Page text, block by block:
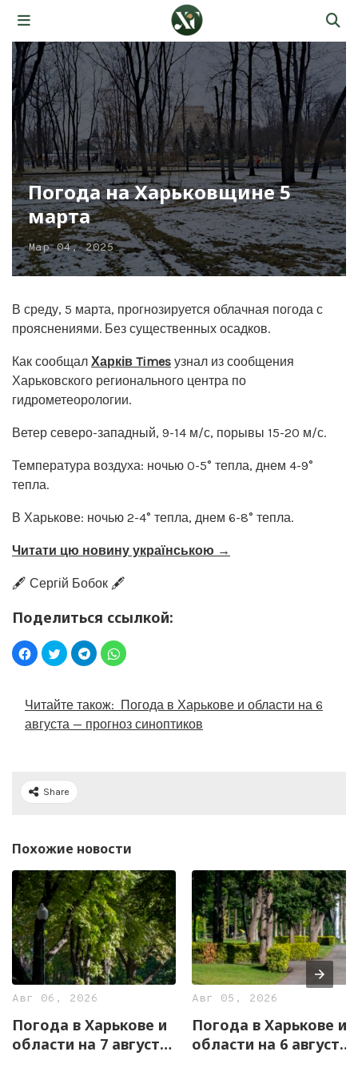
Погода на Харьковщине 5
марта
Мар 04, 2025
В среду, 5 марта, прогнозируется облачная погода с
прояснениями. Без существенных осадков.
Как сообщал Харків Times узнал из сообщения
Харьковского регионального центра по
гидрометеорологии.
Ветер северо-западный, 9-14 м/с, порывы 15-20 м/с.
Температура воздуха: ночью 0-5° тепла, днем 4-9°
тепла.
В Харькове: ночью 2-4° тепла, днем 6-8° тепла.
Читати цю новину українською →
🖋️ Сергій Бобок 🖋️
Поделиться ссылкой:
Читайте також: Погода в Харькове и области на 6
августа — прогноз синоптиков
Share
Похожие новости
Авг 06, 2026
Погода в Харькове и
области на 7 августа
Авг 05, 2026
Погода в Харькове и
области на 6 августа